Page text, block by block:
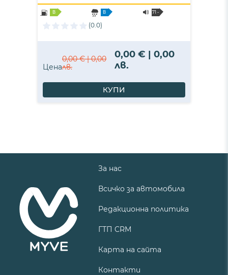
B B
71 -
(0.0)
Цена
0,00 € | 0,00
лв.
0,00 € | 0,00
лв.
КУПИ
За нас
Всичко за автомобила
Редакционна политика
ГТП CRM
Карта на сайта
Контакти